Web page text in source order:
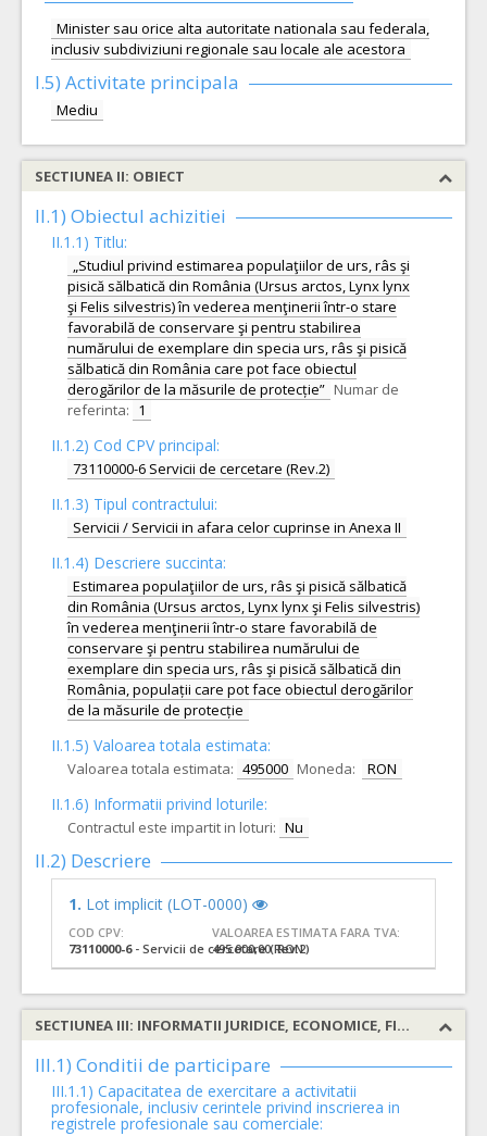
Minister sau orice alta autoritate nationala sau federala,
inclusiv subdiviziuni regionale sau locale ale acestora
I.5) Activitate principala
Mediu
SECTIUNEA II: OBIECT
II.1) Obiectul achizitiei
II.1.1) Titlu:
„Studiul privind estimarea populaţiilor de urs, râs şi
pisică sălbatică din România (Ursus arctos, Lynx lynx
şi Felis silvestris) în vederea menţinerii într-o stare
favorabilă de conservare şi pentru stabilirea
numărului de exemplare din specia urs, râs şi pisică
sălbatică din România care pot face obiectul
derogărilor de la măsurile de protecție” Numar de
referinta: 1
II.1.2) Cod CPV principal:
73110000-6 Servicii de cercetare (Rev.2)
II.1.3) Tipul contractului:
Servicii / Servicii in afara celor cuprinse in Anexa II
II.1.4) Descriere succinta:
Estimarea populaţiilor de urs, râs şi pisică sălbatică
din România (Ursus arctos, Lynx lynx şi Felis silvestris)
în vederea menţinerii într-o stare favorabilă de
conservare şi pentru stabilirea numărului de
exemplare din specia urs, râs şi pisică sălbatică din
România, populații care pot face obiectul derogărilor
de la măsurile de protecție
II.1.5) Valoarea totala estimata:
Valoarea totala estimata: 495000 Moneda: RON
II.1.6) Informatii privind loturile:
Contractul este impartit in loturi: Nu
II.2) Descriere
1. Lot implicit (LOT-0000)
COD CPV:
73110000-6- Servicii de cercetare (Rev.2)
VALOAREA ESTIMATA FARA TVA:
495.000,00 RON
SECTIUNEA III: INFORMATII JURIDICE, ECONOMICE, FINANCIARE SI TEHNICE
III.1) Conditii de participare
III.1.1) Capacitatea de exercitare a activitatii
profesionale, inclusiv cerintele privind inscrierea in
registrele profesionale sau comerciale: